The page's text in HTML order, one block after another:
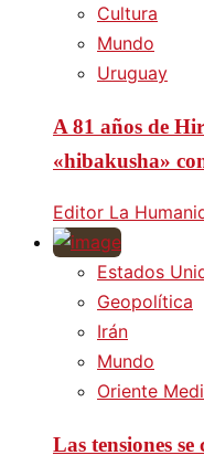
Cultura
Mundo
Uruguay
A 81 años de
«hibakusha»
Editor La
Estados
Geopolítica
Irán
Mundo
Oriente
Las tensiones